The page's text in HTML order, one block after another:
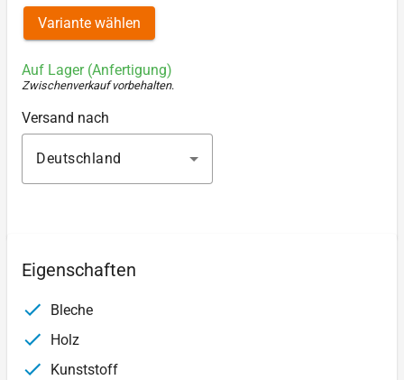
Variante wählen
Auf Lager (Anfertigung)
Zwischenverkauf vorbehalten.
Versand nach
Deutschland
Eigenschaften
Bleche
Holz
Kunststoff